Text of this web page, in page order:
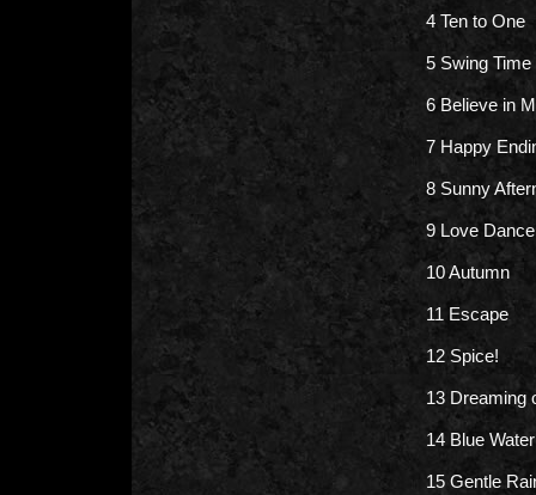
4 Ten to One
5 Swing Time
6 Believe in
7 Happy
8 Sunny
9 Love Dance
10 Autumn
11 Escape
12 Spice!
13 Dreaming
14 Blue Water
15